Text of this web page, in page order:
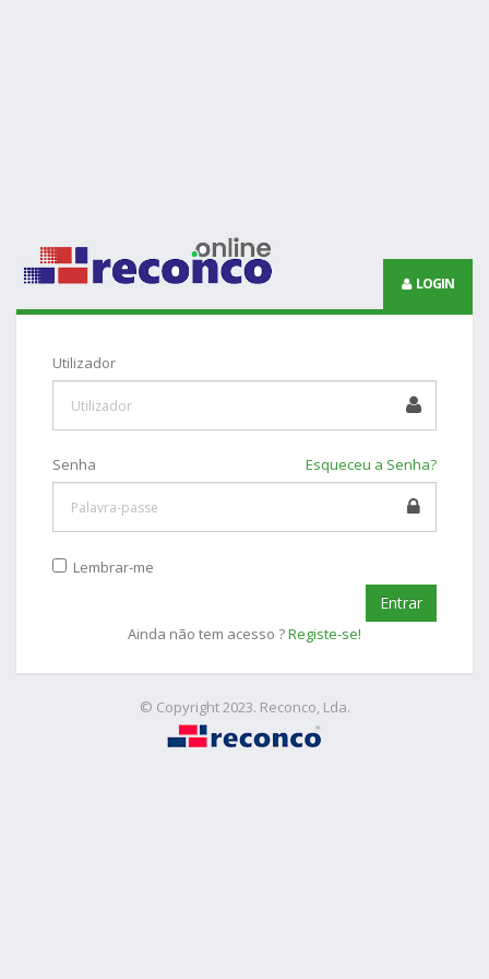
LOGIN
Utilizador
Senha Esqueceu a Senha?
Lembrar-me
Ainda não tem acesso ?Registe-se!
© Copyright 2023. Reconco, Lda.